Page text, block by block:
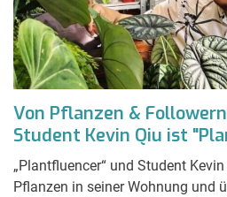
Von Pflanzen &
Student Kevin Qiu ist
„Plantfluencer“ und Student
Pflanzen in seiner Wohnung und